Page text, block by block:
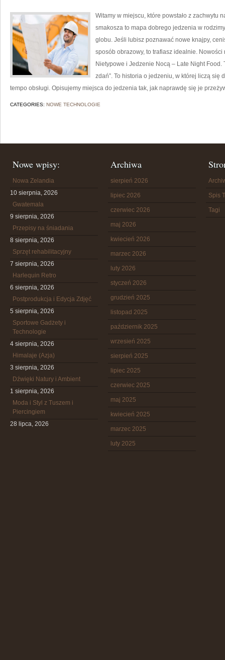
Witamy w miejscu, które powstało z zachwytu
smakosza to mapa dobrego jedzenia w
globu. Jeśli lubisz poznawać nowe knajpy,
sposób obrazowy, to trafiasz idealnie.
Nietypowe i Jedzenie Nocą – Late Night Food.
zdań”. To historia o jedzeniu, w której liczą
tempo obsługi. Opisujemy miejsca do jedzenia tak, jak naprawdę się je
CATEGORIES: NOWE TECHNOLOGIE
Nowe wpisy:
Nowa Zelandia
10 sierpnia, 2026
Gwatemala
9 sierpnia, 2026
Przepisy na śniadania
8 sierpnia, 2026
Sprzęt rehabilitacyjny
7 sierpnia, 2026
Harlequin Retro
6 sierpnia, 2026
Postprodukcja i Edycja Zdjęć
5 sierpnia, 2026
Sportowe Gadżety i
Technologie
4 sierpnia, 2026
Himalaje (Azja)
3 sierpnia, 2026
Dźwięki Natury i Ambient
1 sierpnia, 2026
Moda i Styl z Tuszem i
Piercingiem
28 lipca, 2026
Archiwa
sierpień 2026
lipiec 2026
czerwiec 2026
maj 2026
kwiecień 2026
marzec 2026
luty 2026
styczeń 2026
grudzień 2025
listopad 2025
październik 2025
wrzesień 2025
sierpień 2025
lipiec 2025
czerwiec 2025
maj 2025
kwiecień 2025
marzec 2025
luty 2025
Spis
Tagi